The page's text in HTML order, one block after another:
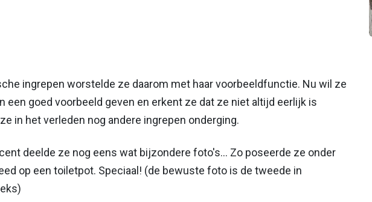
ingrepen worstelde ze daarom met haar voorbeeldfunctie. Nu wil ze
een goed voorbeeld geven en erkent ze dat ze niet altijd eerlijk is
in het verleden nog andere ingrepen onderging.
deelde ze nog eens wat bijzondere foto's... Zo poseerde ze onder
op een toiletpot. Speciaal! (de bewuste foto is de tweede in